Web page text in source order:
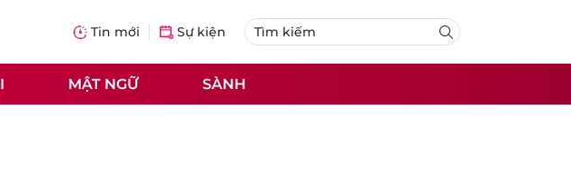
Tin mới Sự kiện
MẬT NGỮ SÀNH